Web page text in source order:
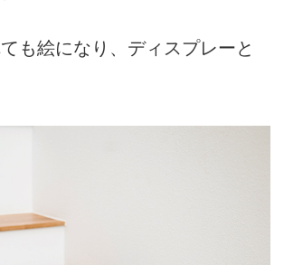
も絵になり、ディスプレーと